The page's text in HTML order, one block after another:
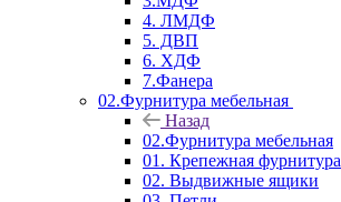
4. ЛМДФ
5. ДВП
6. ХДФ
7.Фанера
02.Фурнитура мебельная
Назад
02.Фурнитура мебельная
01. Крепежная фурнитура
02. Выдвижные ящики